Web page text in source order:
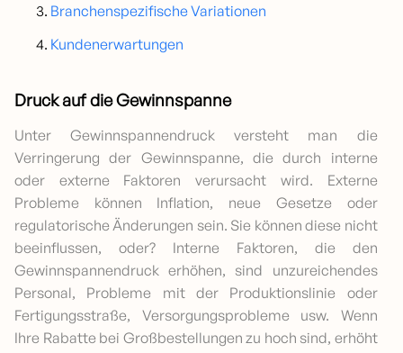
Branchenspezifische Variationen
Kundenerwartungen
Druck auf die Gewinnspanne
Unter Gewinnspannendruck versteht man die
Verringerung der Gewinnspanne, die durch interne
oder externe Faktoren verursacht wird. Externe
Probleme können Inflation, neue Gesetze oder
regulatorische Änderungen sein. Sie können diese nicht
beeinflussen, oder? Interne Faktoren, die den
Gewinnspannendruck erhöhen, sind unzureichendes
Personal, Probleme mit der Produktionslinie oder
Fertigungsstraße, Versorgungsprobleme usw. Wenn
Ihre Rabatte bei Großbestellungen zu hoch sind, erhöht